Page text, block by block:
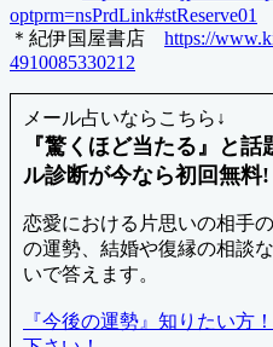
optprm=nsPrdLink#stReserve01
＊紀伊国屋書店 https://
4910085330212
メール占いならこちら↓
『驚くほど当たる』と
ル診断が今なら初回無料!
恋愛における片思いの相手
の運勢、結婚や復縁の相談
いで答えます。
『今後の運勢』知りたい